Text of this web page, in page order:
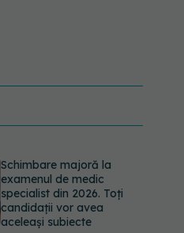
Schimbare majoră la
examenul de medic
specialist din 2026. Toți
candidații vor avea
aceleași subiecte